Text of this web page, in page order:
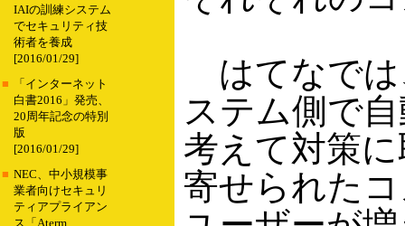
IAIの訓練システム
でセキュリティ技
術者を養成
[2016/01/29]
■
「インターネット
白書2016」発売、
20周年記念の特別
版
[2016/01/29]
■ NEC、中小規模事
業者向けセキュリ
ティアプライアン
ス「Aterm
はてなでは
ステム側で
考えて対策
寄せられた